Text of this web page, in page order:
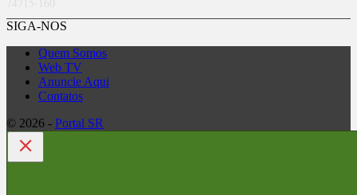
SIGA-NOS
Quem Somos
Web TV
Anuncie Aqui
Contatos
© 2026 - Portal SR